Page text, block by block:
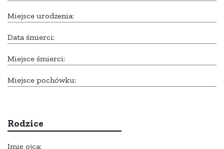
Miejsce urodzenia:
Data śmierci:
Miejsce śmierci:
Miejsce pochówku:
Rodzice
Imię ojca: